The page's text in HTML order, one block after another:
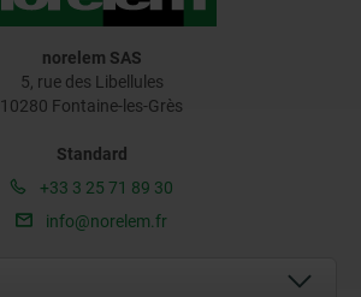
norelem SAS
5, rue des Libellules
10280 Fontaine-les-Grès
Standard
+33 3 25 71 89 30
info@norelem.fr